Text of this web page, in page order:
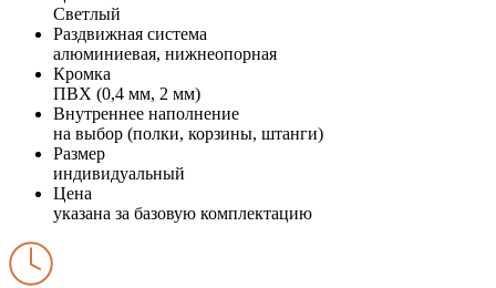
Светлый
Раздвижная система
алюминиевая, нижнеопорная
Кромка
ПВХ (0,4 мм, 2 мм)
Внутреннее наполнение
на выбор (полки, корзины, штанги)
Размер
индивидуальный
Цена
указана за базовую комплектацию